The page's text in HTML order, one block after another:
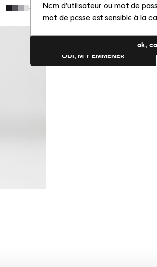
+91
MARA
Fauteuil rembourré avec pivot
Vous consultez actuellement le
Souhaitez-vous passer au site en
OUI, M’Y EMMENER
Nom d'utilisateur ou mot de
mot de passe est sensible à la
ok,